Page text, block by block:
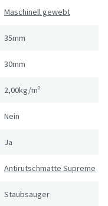
Maschinell gewebt
35mm
30mm
2,00kg/m²
Nein
Ja
Antirutschmatte Supreme
Staubsauger